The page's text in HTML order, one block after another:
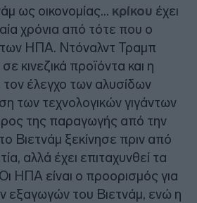
ως οικονομίας... κρίκου έχει
χρόνια από τότε που ο
ΗΠΑ. Ντόναλντ Τραμπ
κινεζικά προϊόντα και η
τον έλεγχο των αλυσίδων
των τεχνολογικών γιγάντων
της παραγωγής από την
Βιετνάμ ξεκίνησε πριν από
αλλά έχει επιταχυνθεί τα
ΗΠΑ είναι ο προορισμός για
εξαγωγών του Βιετνάμ, ενώ η